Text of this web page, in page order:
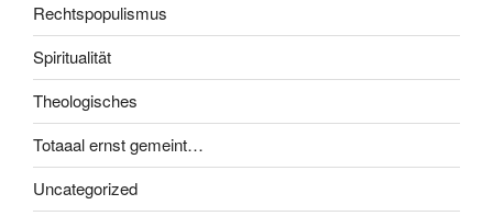
Rechtspopulismus
Spiritualität
Theologisches
Totaaal ernst gemeint…
Uncategorized